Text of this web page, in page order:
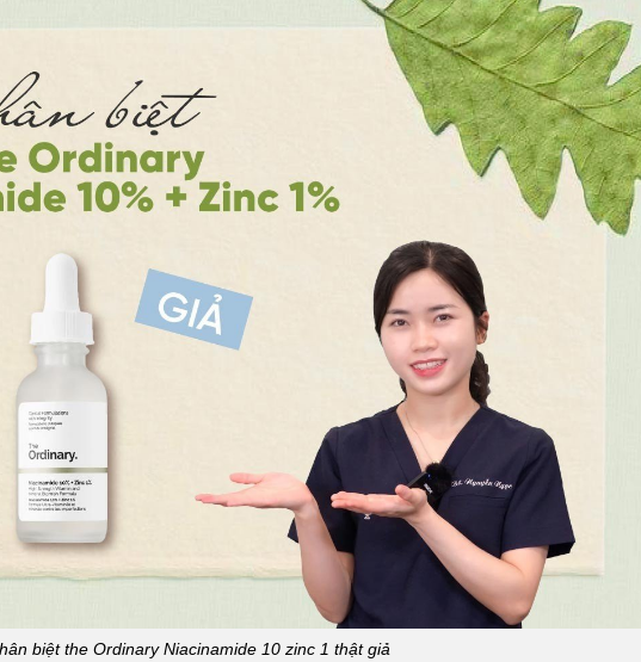
biệt the Ordinary Niacinamide 10 zinc 1 thật giả